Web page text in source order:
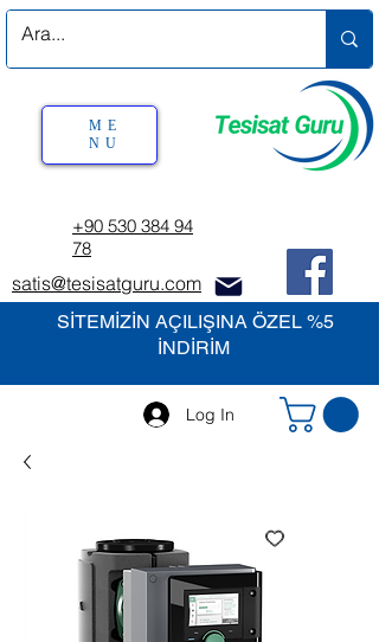
SİTEMİZİN AÇILIŞINA ÖZEL %5
İNDİRİM
+90 530 384 94
78
satis@tesisatguru.com
Log In
ME
NU